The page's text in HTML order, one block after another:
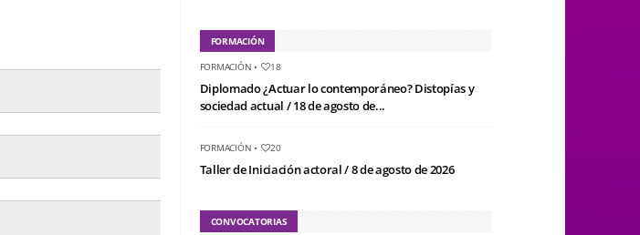
FORMACIÓN
FORMACIÓN • 18
Diplomado ¿Actuar lo contemporáneo? Distopías y
sociedad actual / 18 de agosto de...
FORMACIÓN • 20
Taller de Iniciación actoral / 8 de agosto de 2026
CONVOCATORIAS